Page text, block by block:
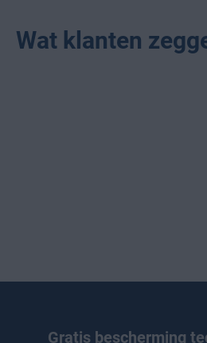
Wat klanten
Gratis bescherming